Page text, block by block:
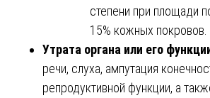
степени при площади
15% кожных покровов.
Утрата органа или его
речи, слуха, ампутация
репродуктивной функции, а